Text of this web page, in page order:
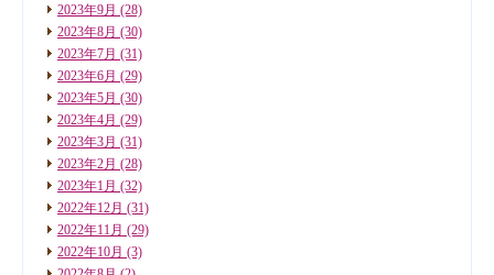
2023年9月 (28)
2023年8月 (30)
2023年7月 (31)
2023年6月 (29)
2023年5月 (30)
2023年4月 (29)
2023年3月 (31)
2023年2月 (28)
2023年1月 (32)
2022年12月 (31)
2022年11月 (29)
2022年10月 (3)